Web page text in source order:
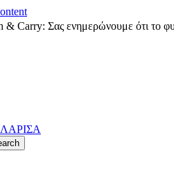
Carry: Σας ενημερώνουμε ότι το